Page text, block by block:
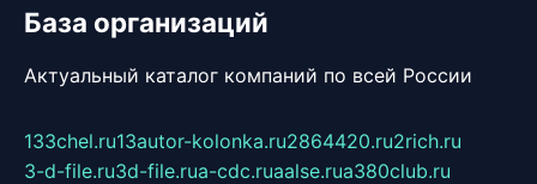
База организаций
Актуальный каталог компаний по всей России
133chel.ru13autor-kolonka.ru2864420.ru2rich.ru
3-d-file.ru3d-file.rua-cdc.ruaalse.rua380club.ru